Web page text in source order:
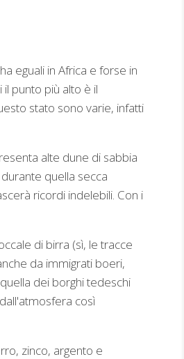
eguali in Africa e forse in
punto più alto è il
stato sono varie, infatti
alte dune di sabbia
quella secca
ricordi indelebili. Con i
di birra (sì, le tracce
da immigrati boeri,
dei borghi tedeschi
così
zinco, argento e